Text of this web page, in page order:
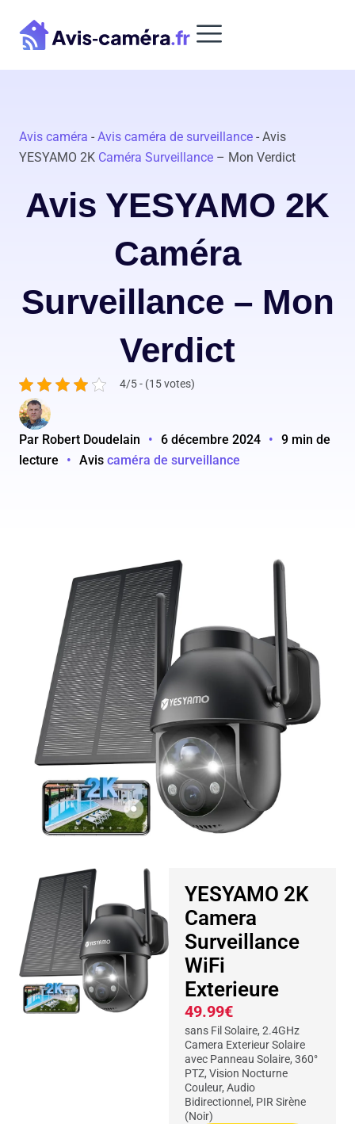
contenu
Avis caméra - Avis caméra de surveillance - Avis
YESYAMO 2K Caméra Surveillance – Mon Verdict
Avis YESYAMO 2K
Caméra
Surveillance – Mon
Verdict
4/5 - (15 votes)
Par Robert Doudelain • 6 décembre 2024 • 9 min de
lecture
• Avis caméra de surveillance
YESYAMO 2K
Camera
Surveillance
WiFi
Exterieure
49.99€
sans Fil Solaire, 2.4GHz
Camera Exterieur Solaire
avec Panneau Solaire, 360°
PTZ, Vision Nocturne
Couleur, Audio
Bidirectionnel, PIR Sirène
(Noir)